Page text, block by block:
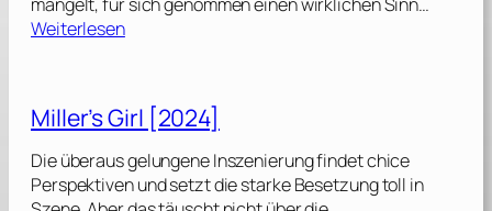
Weiterlesen:
n
c
h
Miller’s Girl [2024]
Die überaus gelungene Inszenierung findet chice
Perspektiven und setzt die starke Besetzung toll in